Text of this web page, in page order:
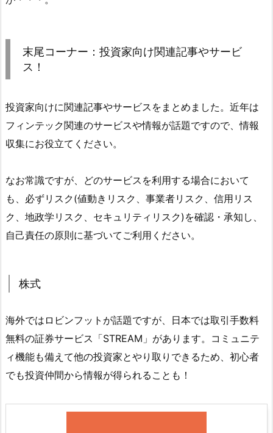
末尾コーナー：投資家向け関連記事やサービ
ス！
投資家向けに関連記事やサービスをまとめました。近年は
フィンテック関連のサービスや情報が話題ですので、情報
収集にお役立てください。
なお常識ですが、どのサービスを利用する場合において
も、必ずリスク(値動きリスク、事業者リスク、信用リス
ク、地政学リスク、セキュリティリスク)を確認・承知し、
自己責任の原則に基づいてご利用ください。
株式
海外ではロビンフットが話題ですが、日本では取引手数料
無料の証券サービス「STREAM」があります。コミュニテ
ィ機能も備えて他の投資家とやり取りできるため、初心者
でも投資仲間から情報が得られることも！